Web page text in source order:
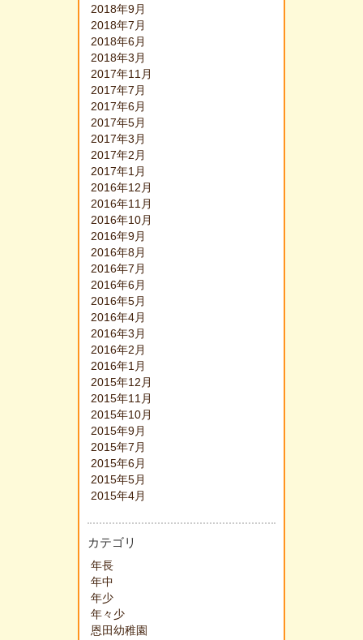
2018年9月
2018年7月
2018年6月
2018年3月
2017年11月
2017年7月
2017年6月
2017年5月
2017年3月
2017年2月
2017年1月
2016年12月
2016年11月
2016年10月
2016年9月
2016年8月
2016年7月
2016年6月
2016年5月
2016年4月
2016年3月
2016年2月
2016年1月
2015年12月
2015年11月
2015年10月
2015年9月
2015年7月
2015年6月
2015年5月
2015年4月
カテゴリ
年長
年中
年少
年々少
恩田幼稚園